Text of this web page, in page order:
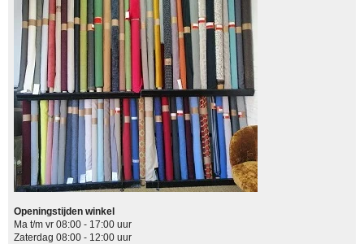
Openingstijden winkel
Ma t/m vr 08:00 - 17:00 uur
Zaterdag 08:00 - 12:00 uur